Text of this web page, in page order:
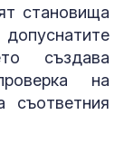
становища
създава
на
съответния